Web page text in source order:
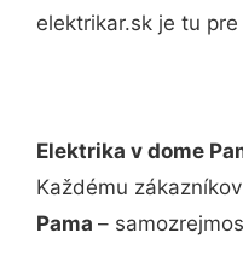
elektrikar.sk je tu pre
Elektrika v dome
Každému
Pama –